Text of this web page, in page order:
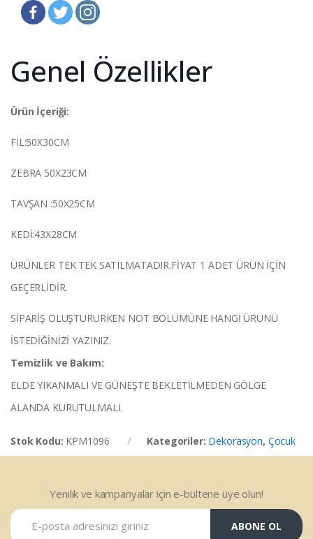
Genel Özellikler
Ürün İçeriği:
FİL:50X30CM
ZEBRA 50X23CM
TAVŞAN :50X25CM
KEDİ:43X28CM
ÜRÜNLER TEK TEK SATILMATADIR.FİYAT 1 ADET ÜRÜN İÇİN
GEÇERLİDİR.
SİPARİŞ OLUŞTURURKEN NOT BÖLÜMÜNE HANGİ ÜRÜNÜ
İSTEDİĞİNİZİ YAZINIZ.
Temizlik ve Bakım:
ELDE YIKANMALI VE GÜNEŞTE BEKLETİLMEDEN GÖLGE
ALANDA KURUTULMALI.
Stok Kodu: KPM1096 Kategoriler: Dekorasyon, Çocuk
Yenilik ve kampanyalar için e-bültene üye olun!
ABONE OL